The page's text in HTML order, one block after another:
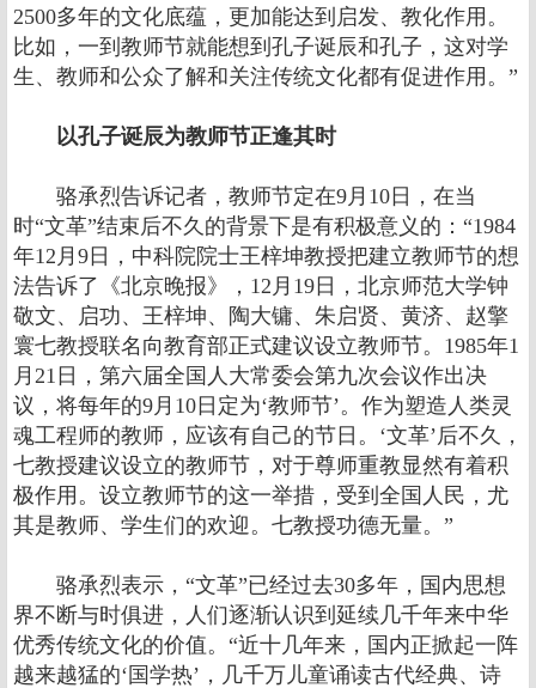
2500多年的文化底蕴，更加能达到启发、教化作用。
比如，一到教师节就能想到孔子诞辰和孔子，这对学
生、教师和公众了解和关注传统文化都有促进作用。”
以孔子诞辰为教师节正逢其时
骆承烈告诉记者，教师节定在9月10日，在当
时“文革”结束后不久的背景下是有积极意义的：“1984
年12月9日，中科院院士王梓坤教授把建立教师节的想
法告诉了《北京晚报》，12月19日，北京师范大学钟
敬文、启功、王梓坤、陶大镛、朱启贤、黄济、赵擎
寰七教授联名向教育部正式建议设立教师节。1985年1
月21日，第六届全国人大常委会第九次会议作出决
议，将每年的9月10日定为‘教师节’。作为塑造人类灵
魂工程师的教师，应该有自己的节日。‘文革’后不久，
七教授建议设立的教师节，对于尊师重教显然有着积
极作用。设立教师节的这一举措，受到全国人民，尤
其是教师、学生们的欢迎。七教授功德无量。”
骆承烈表示，“文革”已经过去30多年，国内思想
界不断与时俱进，人们逐渐认识到延续几千年来中华
优秀传统文化的价值。“近十几年来，国内正掀起一阵
越来越猛的‘国学热’，几千万儿童诵读古代经典、诗